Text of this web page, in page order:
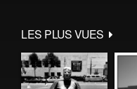
LES PLUS VUES